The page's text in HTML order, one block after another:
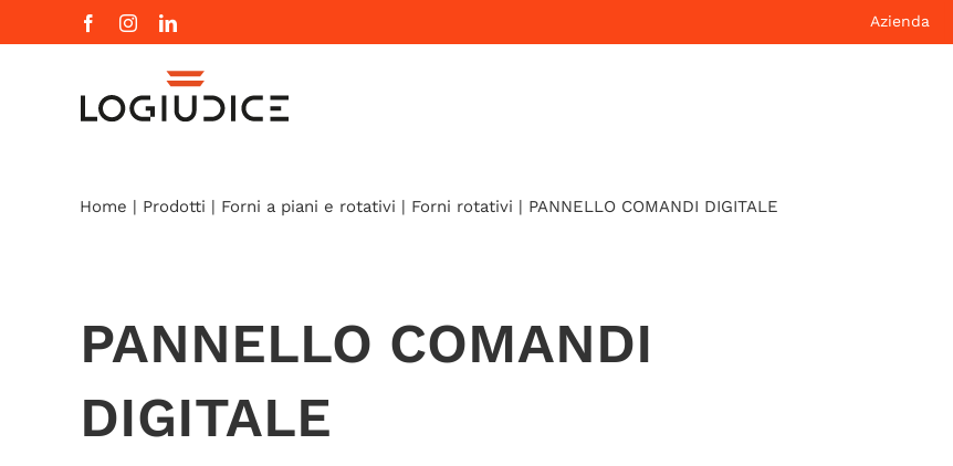
al
FacebookInstagramLinkedIn Azienda
Home | Prodotti | Forni a piani e rotativi | Forni rotativi | PANNELLO COMANDI DIGITALE
PANNELLO COMANDI
DIGITALE